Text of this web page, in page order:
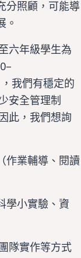
分照顧，可能導
。
六年級學生為
我們有穩定的
安全管理制
因此，我們想詢
作業輔導、閱讀
學小實驗、資
隊實作等方式